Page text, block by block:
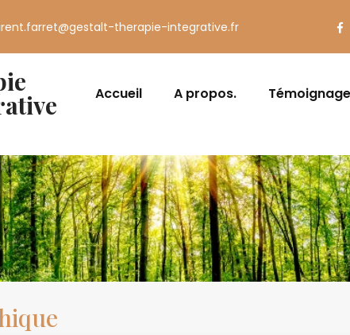
therapie-integrative.fr
Accueil A propos.